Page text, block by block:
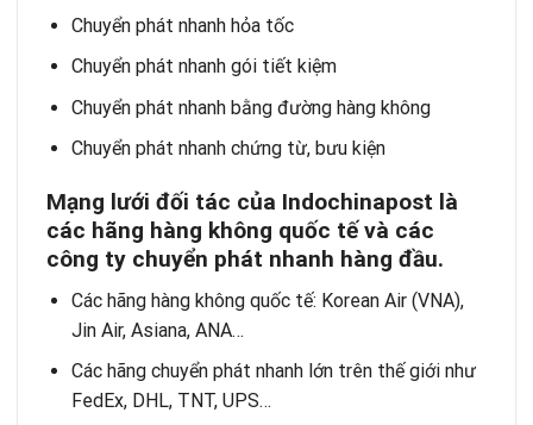
Chuyển phát nhanh hỏa tốc
Chuyển phát nhanh gói tiết kiệm
Chuyển phát nhanh bằng đường hàng không
Chuyển phát nhanh chứng từ, bưu kiện
Mạng lưới đối tác của Indochinapost là
các hãng hàng không quốc tế và các
công ty chuyển phát nhanh hàng đầu.
Các hãng hàng không quốc tế: Korean Air (VNA),
Jin Air, Asiana, ANA…
Các hãng chuyển phát nhanh lớn trên thế giới như
FedEx, DHL, TNT, UPS…